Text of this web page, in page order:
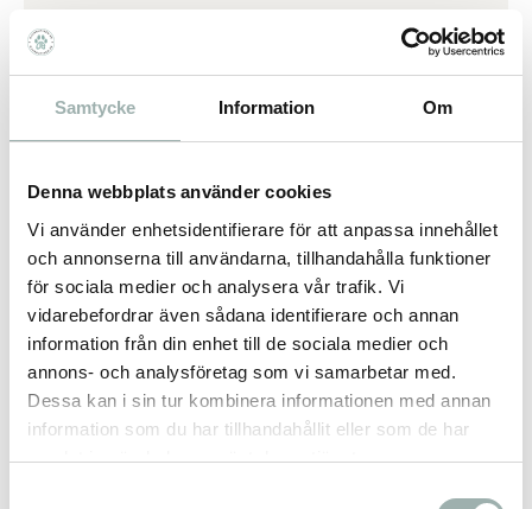
Samtycke Information Om
Denna webbplats använder cookies
Vi använder enhetsidentifierare för att anpassa innehållet
och annonserna till användarna, tillhandahålla funktioner
för sociala medier och analysera vår trafik. Vi
vidarebefordrar även sådana identifierare och annan
information från din enhet till de sociala medier och
annons- och analysföretag som vi samarbetar med.
Dessa kan i sin tur kombinera informationen med annan
information som du har tillhandahållit eller som de har
samlat in när du har använt deras tjänster.
5 m koppel
För hundar upp till max 25 kg
Snabbstoppande bromssystem
Kromad karbinhake
Kan byggas på med flexi Multi Box och LED
Lighting System
Vikt: ca 300 g
Flexi på youtube
Omdömen